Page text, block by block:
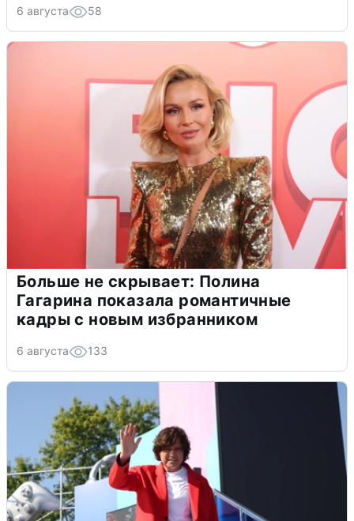
6 августа 58
Больше не скрывает: Полина
Гагарина показала романтичные
кадры с новым избранником
6 августа 133